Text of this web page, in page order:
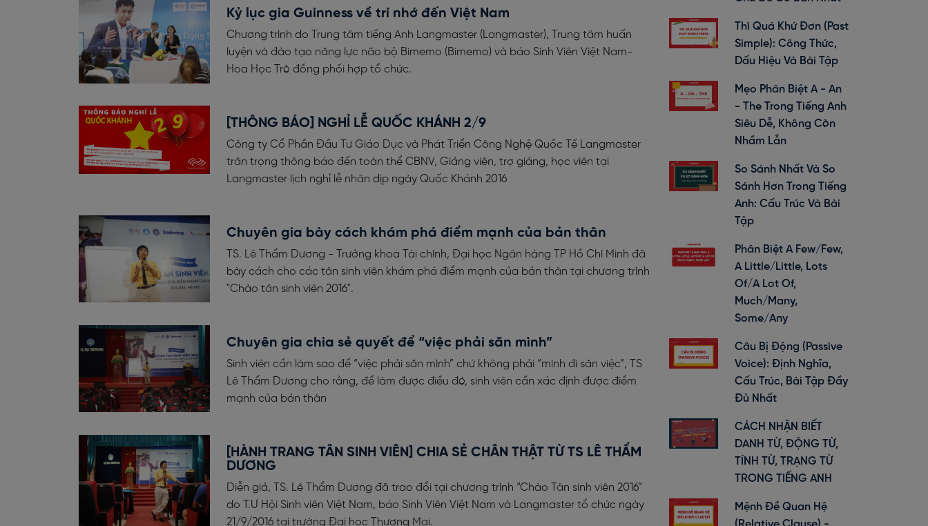
Kỷ lục gia Guinness về trí nhớ đến Việt Nam
Chương trình do Trung tâm tiếng Anh Langmaster (Langmaster), Trung tâm huấn
luyện và đào tạo năng lực não bộ Bimemo (Bimemo) và báo Sinh Viên Việt Nam-
Hoa Học Trò đồng phối hợp tổ chức.
[THÔNG BÁO] NGHỈ LỄ QUỐC KHÁNH 2/9
Công ty Cổ Phần Đầu Tư Giáo Dục và Phát Triển Công Nghệ Quốc Tế Langmaster
trân trọng thông báo đến toàn thể CBNV, Giảng viên, trợ giảng, học viên tại
Langmaster lịch nghỉ lễ nhân dịp ngày Quốc Khánh 2016
Chuyên gia bày cách khám phá điểm mạnh của bản thân
TS. Lê Thẩm Dương - Trưởng khoa Tài chính, Đại học Ngân hàng TP Hồ Chí Minh đã
bày cách cho các tân sinh viên khám phá điểm mạnh của bản thân tại chương trình
"Chào tân sinh viên 2016".
Chuyên gia chia sẻ quyết để “việc phải săn mình”
Sinh viên cần làm sao để “việc phải săn mình” chứ không phải “mình đi săn việc”, TS
Lê Thẩm Dương cho rằng, để làm được điều đó, sinh viên cần xác định được điểm
mạnh của bản thân
[HÀNH TRANG TÂN SINH VIÊN] CHIA SẺ CHÂN THẬT TỪ TS LÊ THẨM
DƯƠNG
Diễn giả, TS. Lê Thẩm Dương đã trao đổi tại chương trình “Chào Tân sinh viên 2016”
do T.Ư Hội Sinh viên Việt Nam, báo Sinh Viên Việt Nam và Langmaster tổ chức ngày
21/9/2016 tại trường Đại học Thương Mại.
Thì Quá Khứ Đơn (past
Simple): Công Thức,
Dấu Hiệu Và Bài Tập
Mẹo Phân Biệt A - An
- The Trong Tiếng Anh
Siêu Dễ, Không Còn
Nhầm Lẫn
So Sánh Nhất Và So
Sánh Hơn Trong Tiếng
Anh: Cấu Trúc Và Bài
Tập
Phân Biệt A Few/Few,
A Little/Little, Lots
Of/A Lot Of,
Much/Many,
Some/Any
Câu Bị Động (Passive
Voice): Định Nghĩa,
Cấu Trúc, Bài Tập Đầy
Đủ Nhất
CÁCH NHẬN BIẾT
DANH TỪ, ĐỘNG TỪ,
TÍNH TỪ, TRẠNG TỪ
TRONG TIẾNG ANH
Mệnh Đề Quan Hệ